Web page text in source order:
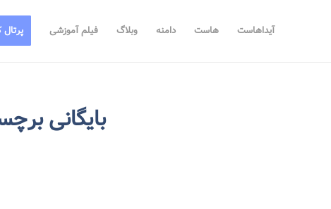
آیداهاست هاست دامنه وبلاگ فیلم آموزشی پرتال
بایگانی